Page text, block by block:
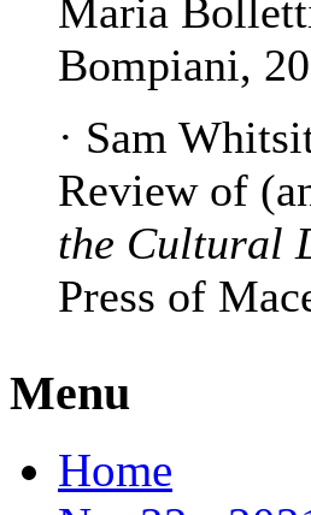
Maria
Bompiani,
· Sam
Review of
the Cultural
Press of
Menu
Home